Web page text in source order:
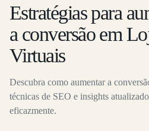
Estratégias para
a conversão em
Virtuais
Descubra como aumentar a
técnicas de SEO e insights
eficazmente.